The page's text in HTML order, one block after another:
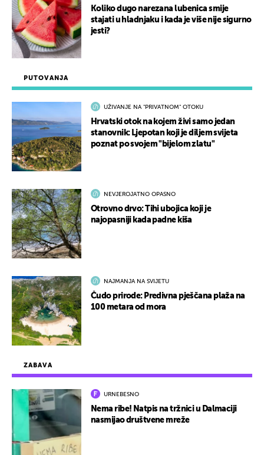
ZABAVA
URNEBESNO
Nema ribe! Natpis na tržnici u Dalmaciji
nasmijao društvene mreže
PUTOVANJA
UŽIVANJE NA "PRIVATNOM" OTOKU
Hrvatski otok na kojem živi samo jedan
stanovnik: Ljepotan koji je diljem svijeta
poznat po svojem "bijelom zlatu"
NEVJEROJATNO OPASNO
Otrovno drvo: Tihi ubojica koji je
najopasniji kada padne kiša
NAJMANJA NA SVIJETU
Čudo prirode: Predivna pješčana plaža na
100 metara od mora
Koliko dugo narezana lubenica smije
stajati u hladnjaku i kada je više nije sigurno
jesti?